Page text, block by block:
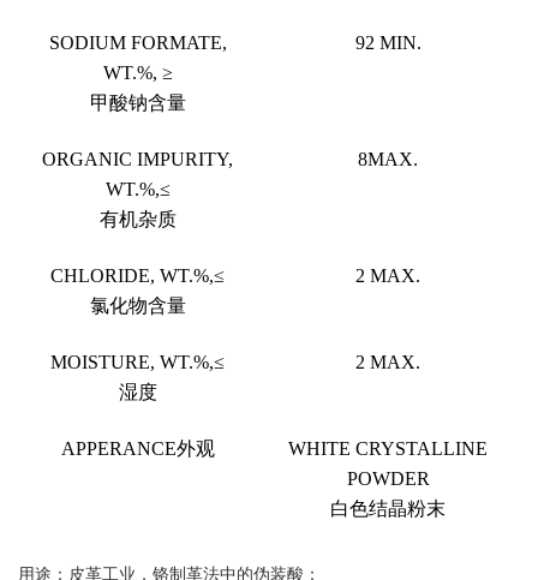
SODIUM FORMATE,
WT.%, ≥
甲酸钠含量
92 MIN.
ORGANIC IMPURITY,
WT.%,≤
有机杂质
8MAX.
CHLORIDE, WT.%,≤
氯化物含量
2 MAX.
MOISTURE, WT.%,≤
湿度
2 MAX.
APPERANCE外观
WHITE CRYSTALLINE
POWDER
白色结晶粉末
用途：皮革工业，铬制革法中的伪装酸；